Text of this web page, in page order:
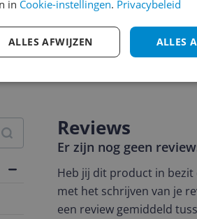
Reviews
Er zijn nog geen
Heb jij dit product in bezit
met het schrijven van je
een review gemiddeld
in Cookie-instellingen. Privacybeleid
ALLES
ALLES AFWIJZEN